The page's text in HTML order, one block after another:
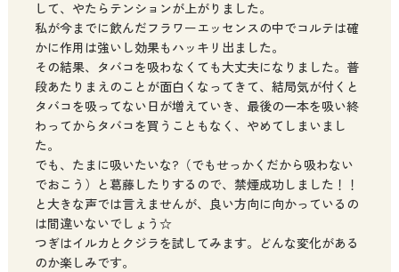
して、やたらテンションが上がりました。
私が今までに飲んだフラワーエッセンスの中でコルテは確
かに作用は強いし効果もハッキリ出ました。
その結果、タバコを吸わなくても大丈夫になりました。普
段あたりまえのことが面白くなってきて、結局気が付くと
タバコを吸ってない日が増えていき、最後の一本を吸い終
わってからタバコを買うこともなく、やめてしまいまし
た。
でも、たまに吸いたいな?（でもせっかくだから吸わない
でおこう）と葛藤したりするので、禁煙成功しました！！
と大きな声では言えませんが、良い方向に向かっているの
は間違いないでしょう☆
つぎはイルカとクジラを試してみます。どんな変化がある
のか楽しみです。